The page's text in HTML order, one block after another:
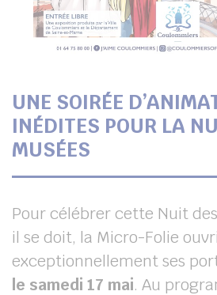
UNE SOIRÉE
INÉDITES POUR LA
MUSÉES
Pour célébrer cette Nuit
il se doit, la Micro-Folie
exceptionnellement ses
le samedi 17 mai. Au